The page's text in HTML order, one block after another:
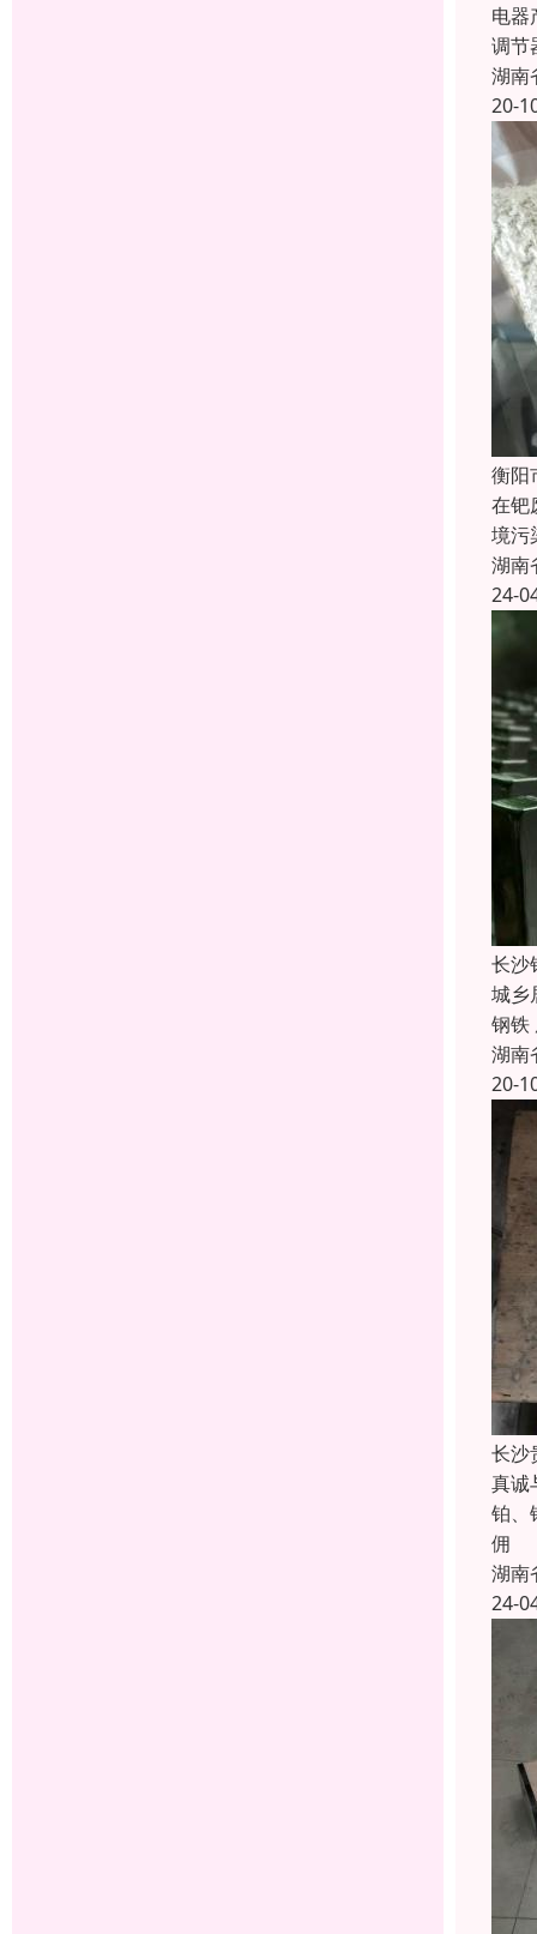
电器
调节
湖南
20-
衡阳
在钯
境污
湖南
24-
长沙
城乡
钢铁
湖南
20-
长沙
真诚
铂、
佣
湖南
24-